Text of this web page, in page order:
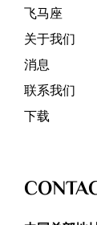
飞马座
关于我们
消息
联系我们
下载